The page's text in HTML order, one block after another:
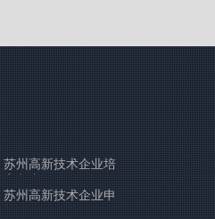
苏州高新技术企业培
育入库
苏州高新技术企业申
报